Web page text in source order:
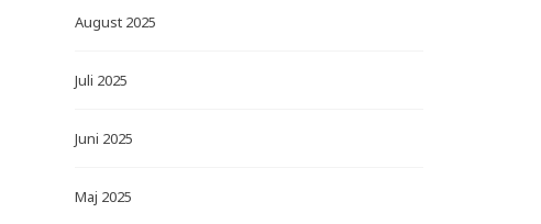
August 2025
Juli 2025
Juni 2025
Maj 2025